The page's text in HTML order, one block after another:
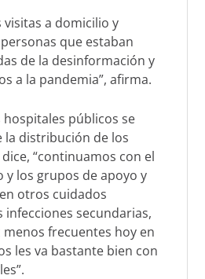
visitas a domicilio y
que estaban
de la desinformación y
a la pandemia”, afirma.
públicos se
la distribución de los
“continuamos con el
los grupos de apoyo y
otros cuidados
infecciones secundarias,
menos frecuentes hoy en
les va bastante bien con